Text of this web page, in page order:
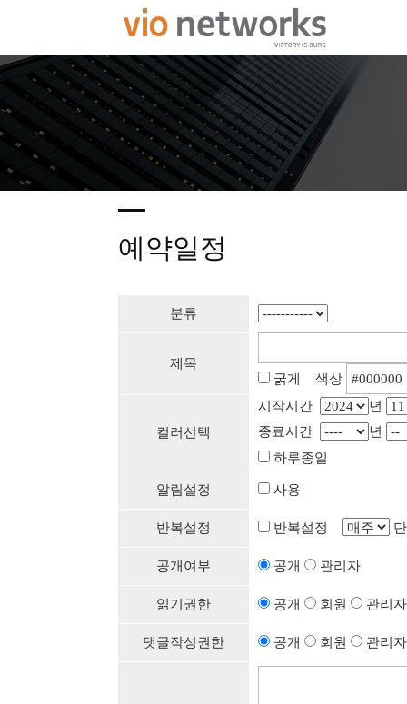
예약일정
분류
제목
굵게 색상
컬러선택
시작시간
년
종료시간
년
하루종일
알림설정 사용
반복설정 반복설정
공개여부 공개 관리자
읽기권한 공개 회원 관리자
댓글작성권한 공개 회원 관리자